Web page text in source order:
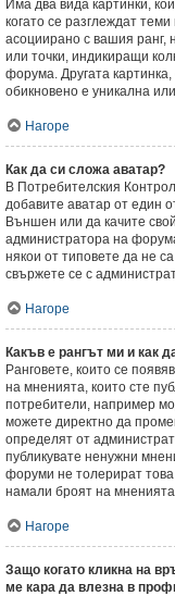
Има два вида картинки,
когато се разглеждат
асоциирано с вашия ранг,
или точки, индикиращи
форума. Другата
обикновено е уникална
Нагоре
Как да си сложа аватар?
В Потребителския
добавите аватар от един
Външен или да качите
администратора на
някои от типовете да не
свържете се с
Нагоре
Какъв е рангът ми и как
Ранговете, които се
на мненията, които сте
потребители, например
можете директно да
определят от
публикувате ненужни
форуми не толерират
намали броят на
Нагоре
Защо когато кликна на
ме кара да влезна в